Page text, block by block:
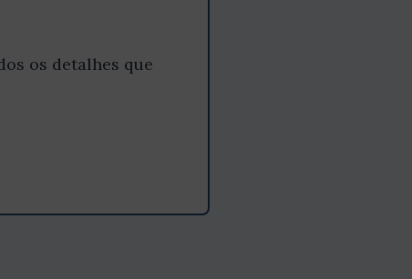
os detalhes que